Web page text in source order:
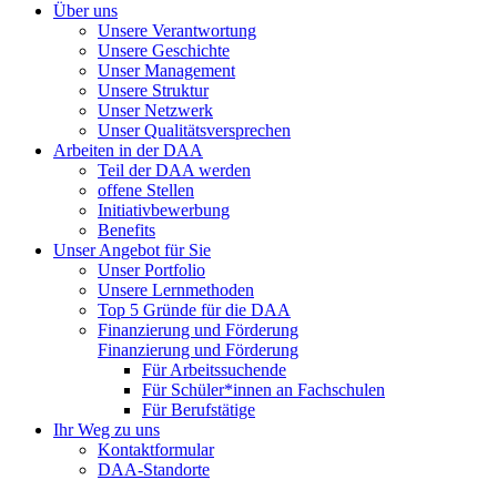
Über uns
Unsere Verantwortung
Unsere Geschichte
Unser Management
Unsere Struktur
Unser Netzwerk
Unser Qualitätsversprechen
Arbeiten in der DAA
Teil der DAA werden
offene Stellen
Initiativbewerbung
Benefits
Unser Angebot für Sie
Unser Portfolio
Unsere Lernmethoden
Top 5 Gründe für die DAA
Finanzierung und Förderung
Finanzierung und Förderung
Für Arbeitssuchende
Für Schüler*innen an Fachschulen
Für Berufstätige
Ihr Weg zu uns
Kontaktformular
DAA-Standorte